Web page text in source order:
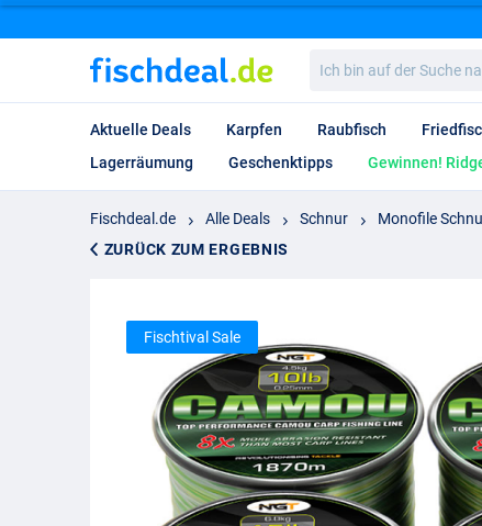
bin
auf
Suche
nach…
Aktuelle Deals Karpfen Raubfisch
Lagerräumung
Geschenktipps Gewinnen!
Fischdeal.de Alle Deals Schnur Monofile
ZURÜCK ZUM ERGEBNIS
Fischtival Sale